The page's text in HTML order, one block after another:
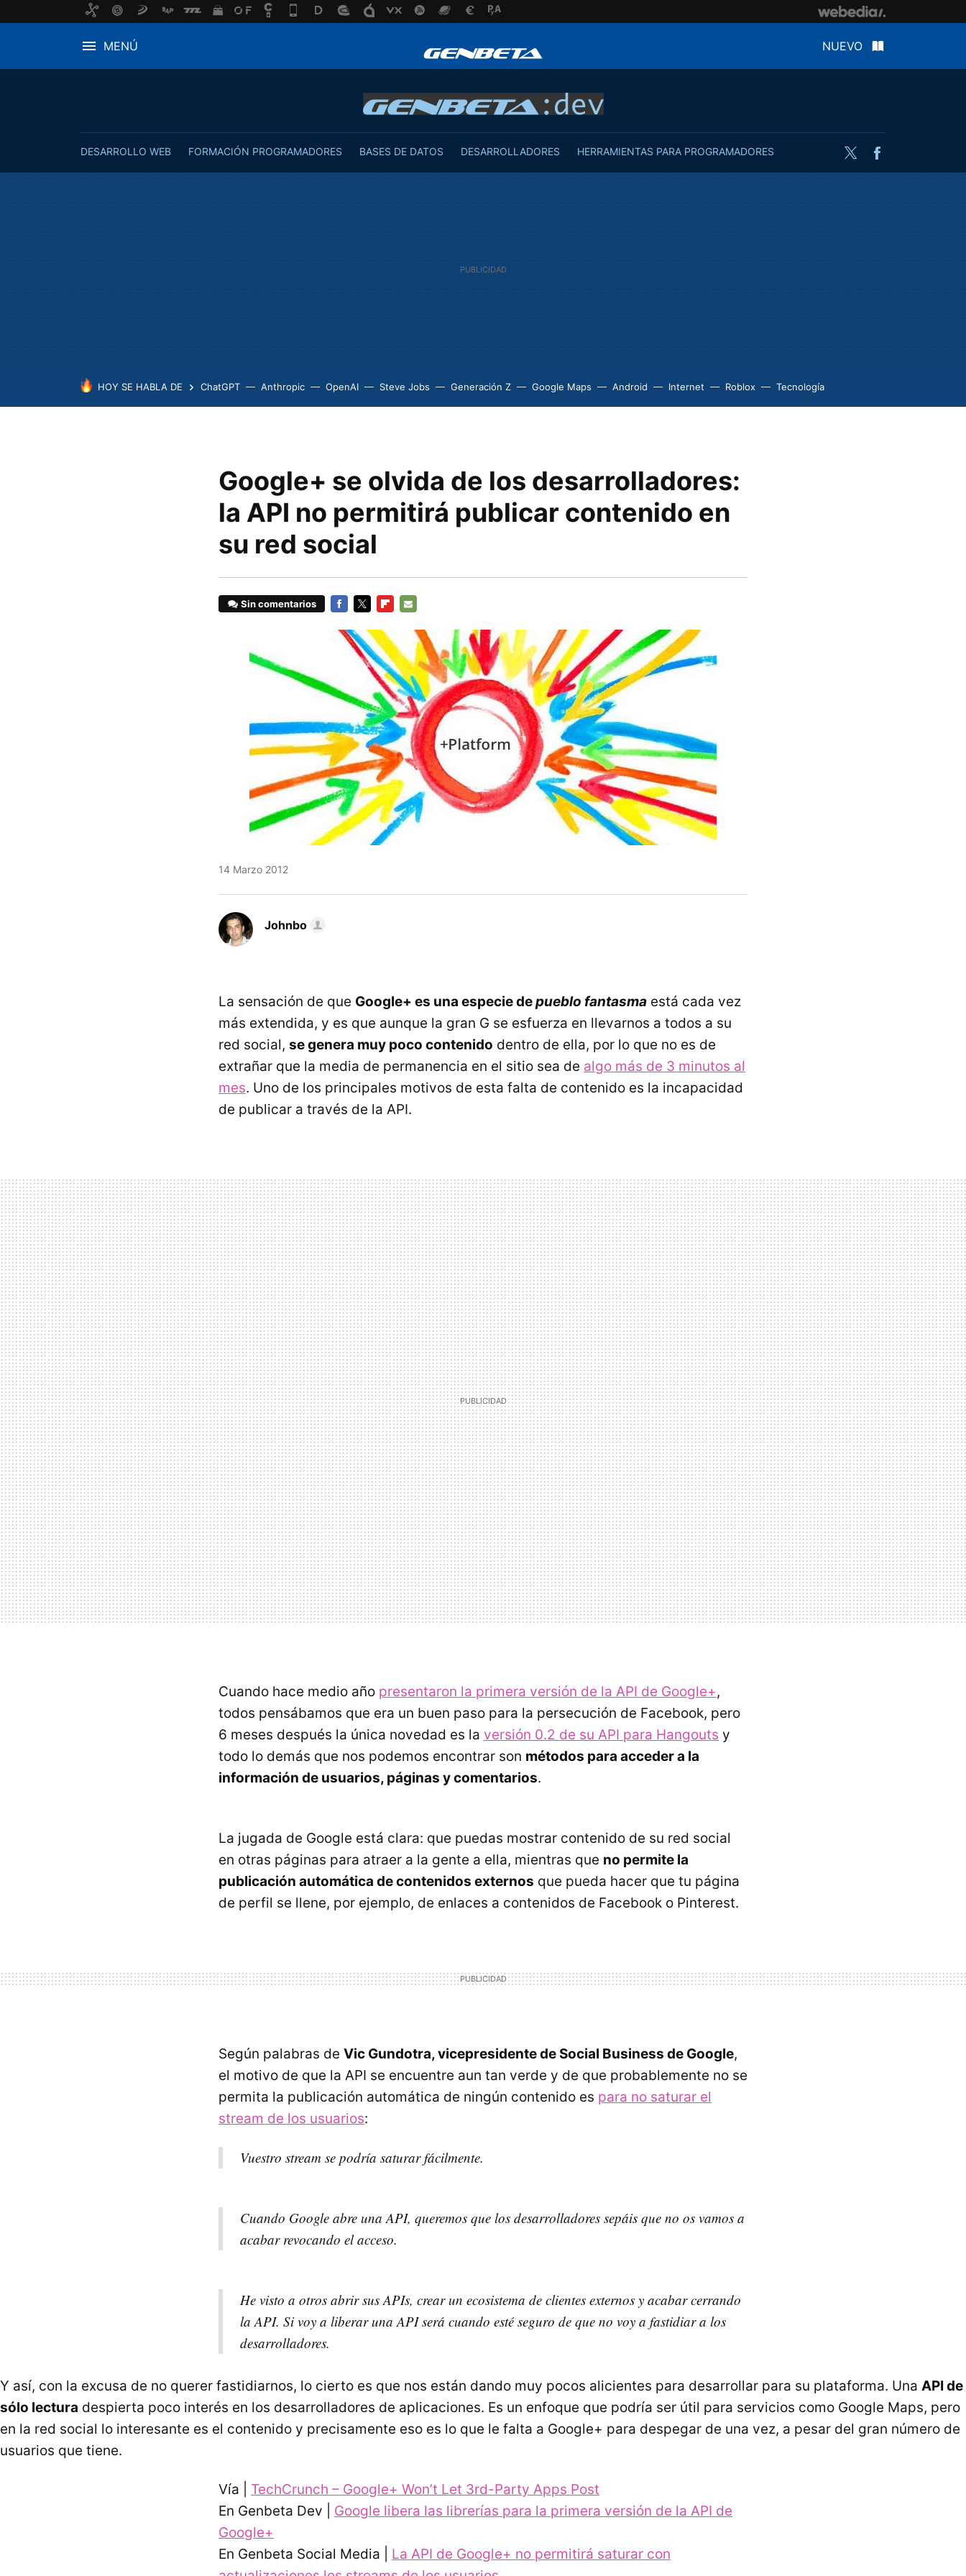
MENÚ NUEVO
DESARROLLO WEB FORMACIÓN PROGRAMADORES BASES DE DATOS DESARROLLADORES HERRAMIENTAS PARA PROGRAMADORES Twitter
HOY SE HABLA DE ChatGPT Anthropic OpenAI Steve Jobs Generación Z Google Maps Android Internet Roblox Tecnología
Google+ se olvida de los desarrolladores:
la API no permitirá publicar contenido en
su red social
Sin comentarios
MAIL
14 Marzo 2012
Johnbo
La sensación de que Google+ es una especie depueblo fantasma está cada vez
más extendida, y es que aunque la gran G se esfuerza en llevarnos a todos a su
red social, se genera muy poco contenido dentro de ella, por lo que no es de
extrañar que la media de permanencia en el sitio sea de algo más de 3 minutos al
mes. Uno de los principales motivos de esta falta de contenido es la incapacidad
de publicar a través de la API.
Cuando hace medio año presentaron la primera versión de la API de Google+,
todos pensábamos que era un buen paso para la persecución de Facebook, pero
6 meses después la única novedad es la versión 0.2 de su API para Hangouts y
todo lo demás que nos podemos encontrar son métodos para acceder a la
información de usuarios, páginas y comentarios.
La jugada de Google está clara: que puedas mostrar contenido de su red social
en otras páginas para atraer a la gente a ella, mientras que no permite la
publicación automática de contenidos externos que pueda hacer que tu página
de perfil se llene, por ejemplo, de enlaces a contenidos de Facebook o Pinterest.
Según palabras de Vic Gundotra, vicepresidente de Social Business de Google,
el motivo de que la API se encuentre aun tan verde y de que probablemente no se
permita la publicación automática de ningún contenido es para no saturar el
stream de los usuarios:
Vuestro stream se podría saturar fácilmente.
Cuando Google abre unaAPI, queremos que los desarrolladores sepáis que no os vamos a
acabar revocando el acceso.
He visto a otros abrir susAPIs, crear un ecosistema de clientes externos y acabar cerrando
laAPI. Si voy a liberar unaAPIserá cuando esté seguro de que no voy a fastidiar a los
desarrolladores.
Y así, con la excusa de no querer fastidiarnos, lo cierto es que nos están dando muy pocos alicientes para desarrollar para su plataforma. Una APIde
sólo lectura despierta poco interés en los desarrolladores de aplicaciones. Es un enfoque que podría ser útil para servicios como Google Maps, pero
en la red social lo interesante es el contenido y precisamente eso es lo que le falta a Google+ para despegar de una vez, a pesar del gran número de
usuarios que tiene.
Vía | TechCrunch – Google+ Won’t Let 3rd-Party Apps Post
En Genbeta Dev | Google libera las librerías para la primera versión de la API de
Google+
En Genbeta Social Media | La API de Google+ no permitirá saturar con